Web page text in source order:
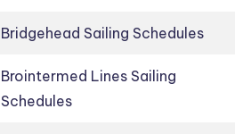
Bridgehead Sailing Schedules
Brointermed Lines Sailing
Schedules